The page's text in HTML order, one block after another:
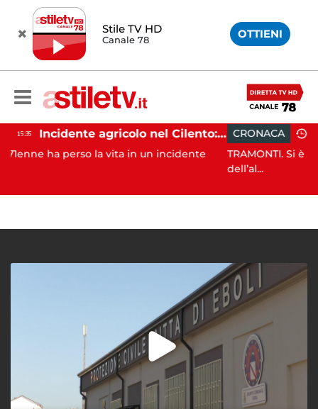
Stile TV HD
Canale 78 OTTIENI
Incidente agricolo nel Cilento: trattore si ribalta, muore 71enne
la vita in un incidente
CRONACA 15:14
TRAMONTI. Si è conclusa con